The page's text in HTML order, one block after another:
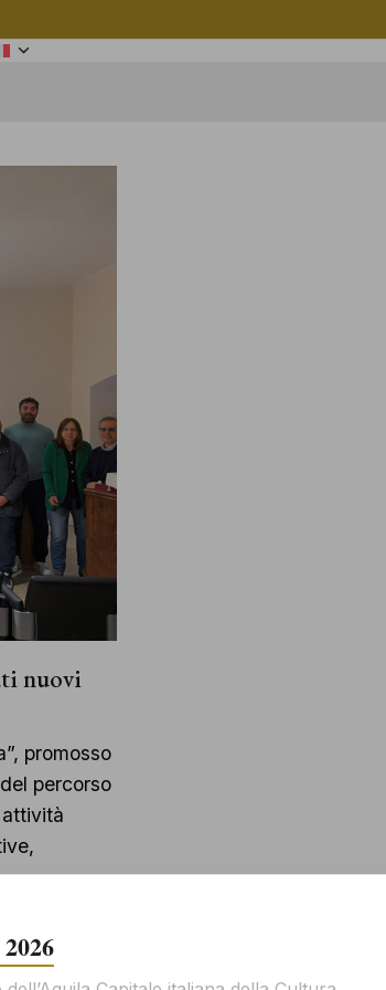
nuovi
promosso
percorso
attività